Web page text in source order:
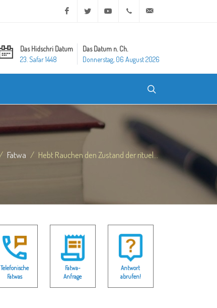
Facebook Twitter Youtube +20 2 25970400
Das Hidschri Datum
23. Safar 1448
Das Datum n. Ch.
Donnerstag, 06 August 2026
Fatwa Hebt Rauchen den Zustand der rituel...
Telefonische
Fatwas
Fatwa-
Anfrage
Antwort
abrufen!